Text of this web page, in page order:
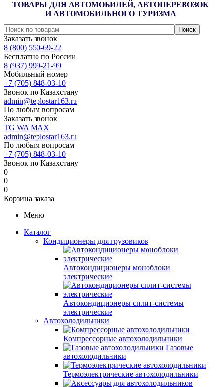
ТОВАРЫ ДЛЯ АВТОМОБИЛЕЙ, АВТОПЕРЕВОЗОК
И АВТОМОБИЛЬНОГО ТУРИЗМА
Заказать звонок
8 (800) 550-69-22
Бесплатно по России
8 (937) 999-21-99
Мобильный номер
+7 (705) 848-03-10
Звонок по Казахстану
admin@teplostar163.ru
По любым вопросам
Заказать звонок
TG WA MAX
admin@teplostar163.ru
По любым вопросам
+7 (705) 848-03-10
Звонок по Казахстану
0
0
0
Корзина заказа
Меню
Каталог
Кондиционеры для грузовиков
Автокондиционеры моноблоки
электрические
Автокондиционеры сплит-системы
электрические
Автохолодильники
Компрессорные автохолодильники
Газовые
автохолодильники
Термоэлектрические автохолодильники